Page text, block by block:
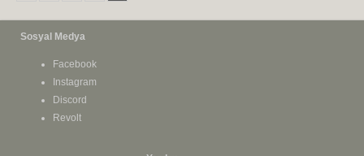
Sosyal Medya
Facebook
Instagram
Discord
Revolt